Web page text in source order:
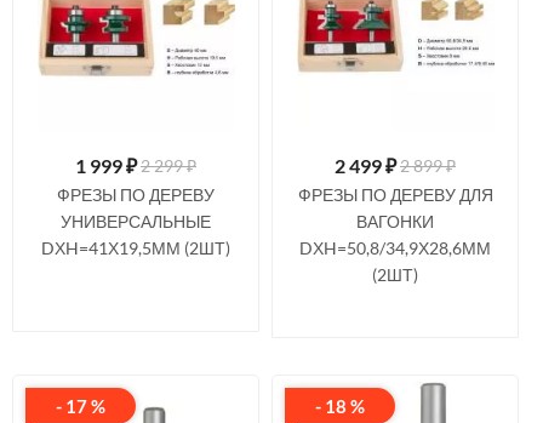
1 999₽2 299 ₽
ФРЕЗЫ ПО ДЕРЕВУ
УНИВЕРСАЛЬНЫЕ
DХH=41Х19,5ММ (2ШТ)
2 499₽2 899 ₽
ФРЕЗЫ ПО ДЕРЕВУ ДЛЯ
ВАГОНКИ
DХH=50,8/34,9Х28,6ММ
(2ШТ)
- 17 % - 18 %